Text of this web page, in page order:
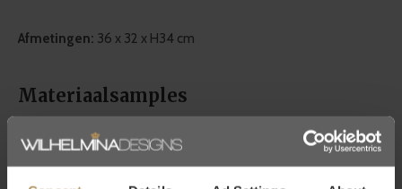
Afmetingen: 36 x 32 x H34 cm
Materiaalsamples
Je kunt gemakkelijk een
bestellen om thuis
te beoordelen, je vindt de samples in onze shop. Je stuurt ze
eenvoudig en gratis terug
via ons retourportaal en krijgt dan